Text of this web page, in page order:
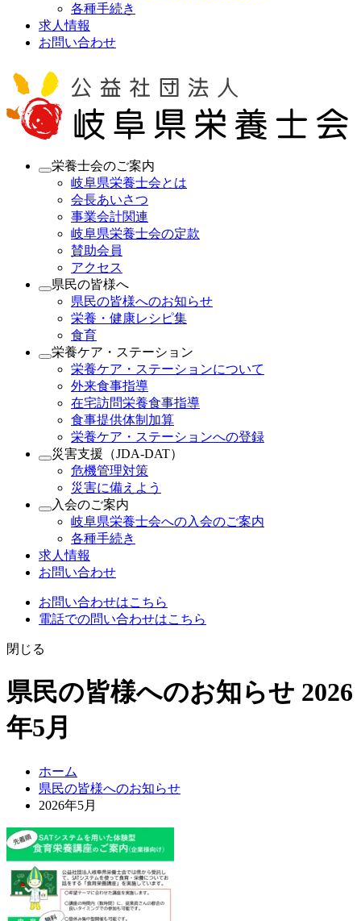
各種手続き
求人情報
お問い合わせ
栄養士会のご案内
岐阜県栄養士会とは
会長あいさつ
事業会計関連
岐阜県栄養士会の定款
賛助会員
アクセス
県民の皆様へ
県民の皆様へのお知らせ
栄養・健康レシピ集
食育
栄養ケア・ステーション
栄養ケア・ステーションについて
外来食事指導
在宅訪問栄養食事指導
食事提供体制加算
栄養ケア・ステーションへの登録
災害支援（JDA-DAT）
危機管理対策
災害に備えよう
入会のご案内
岐阜県栄養士会への入会のご案内
各種手続き
求人情報
お問い合わせ
お問い合わせはこちら
電話での問い合わせはこちら
閉じる
県民の皆様へのお知らせ 2026
年5月
ホーム
県民の皆様へのお知らせ
2026年5月